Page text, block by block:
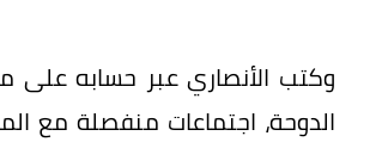
وكتب الأنصاري عبر حسابه على
الدوحة، اجتماعات منفصلة مع